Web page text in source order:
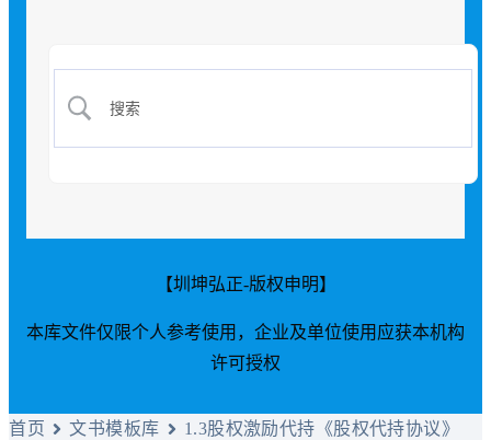
【圳坤弘正-版权申明】
本库文件仅限个人参考使用，企业及单位使用应获本机构
许可授权
首页 文书模板库 1.3股权激励代持《股权代持协议》